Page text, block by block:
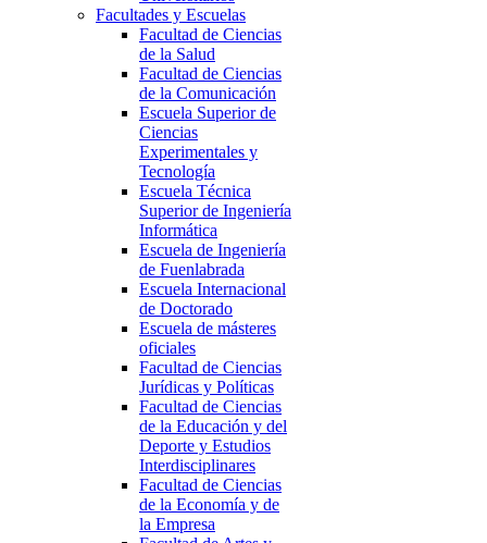
Facultades y Escuelas
Facultad de Ciencias
de la Salud
Facultad de Ciencias
de la Comunicación
Escuela Superior de
Ciencias
Experimentales y
Tecnología
Escuela Técnica
Superior de Ingeniería
Informática
Escuela de Ingeniería
de Fuenlabrada
Escuela Internacional
de Doctorado
Escuela de másteres
oficiales
Facultad de Ciencias
Jurídicas y Políticas
Facultad de Ciencias
de la Educación y del
Deporte y Estudios
Interdisciplinares
Facultad de Ciencias
de la Economía y de
la Empresa